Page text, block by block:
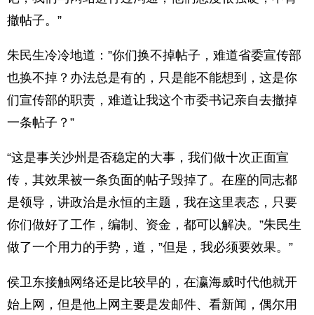
撤帖子。”
朱民生冷冷地道：”你们换不掉帖子，难道省委宣传部
也换不掉？办法总是有的，只是能不能想到，这是你
们宣传部的职责，难道让我这个市委书记亲自去撤掉
一条帖子？”
“这是事关沙州是否稳定的大事，我们做十次正面宣
传，其效果被一条负面的帖子毁掉了。在座的同志都
是领导，讲政治是永恒的主题，我在这里表态，只要
你们做好了工作，编制、资金，都可以解决。”朱民生
做了一个用力的手势，道，”但是，我必须要效果。”
侯卫东接触网络还是比较早的，在瀛海威时代他就开
始上网，但是他上网主要是发邮件、看新闻，偶尔用